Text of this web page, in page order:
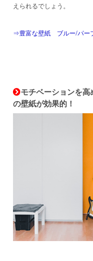
えられるでしょう。
⇒豊富な壁紙 ブルー/パー
モチベーションを高
の壁紙が効果的！